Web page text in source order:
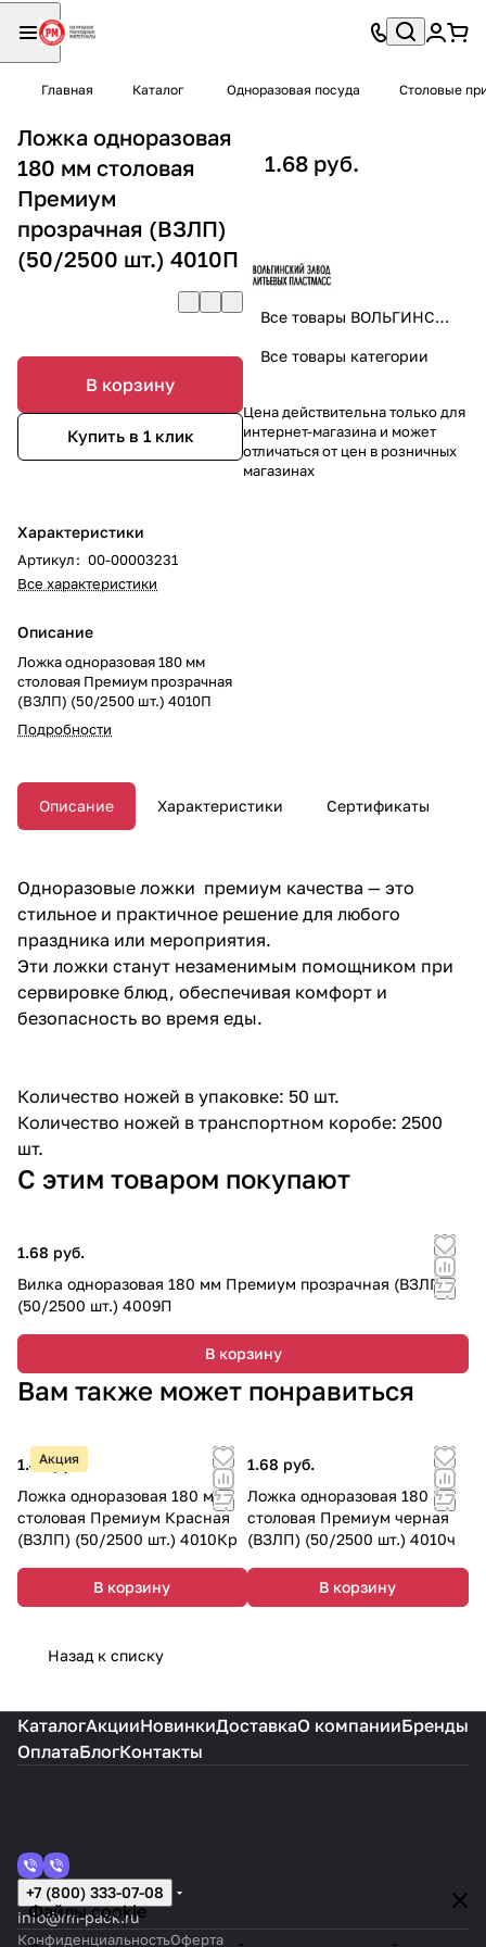
Главная Каталог Одноразовая посуда Столовые
Ложка одноразовая
180 мм столовая
Премиум
прозрачная (ВЗЛП)
(50/2500 шт.) 4010П
В корзину
Купить в 1 клик
Характеристики
Артикул: 00-00003231
Все характеристики
Описание
Ложка одноразовая 180 мм
столовая Премиум прозрачная
(ВЗЛП) (50/2500 шт.) 4010П
Подробности
1.68 руб.
Все товары ВОЛЬГИНСКИЙ ЗАВОД ЛИТЬЕВЫХ ПЛАСТМАСС / ОМСКИЙ ЗАВОД ЛИТЬЕВЫХ ПЛАСТМАСС
Все товары категории
Цена действительна только для
интернет-магазина и может
отличаться от цен в розничных
магазинах
Описание Характеристики Сертификаты
Одноразовые ложки премиум качества — это
стильное и практичное решение для любого
праздника или мероприятия.
Эти ложки станут незаменимым помощником при
сервировке блюд, обеспечивая комфорт и
безопасность во время еды.
Количество ножей в упаковке: 50 шт.
Количество ножей в транспортном коробе: 2500
шт.
С этим товаром покупают
1.68 руб.
Вилка одноразовая 180 мм Премиум прозрачная (ВЗЛП)
(50/2500 шт.) 4009П
В корзину
Вам также может понравиться
Акция
1.40 руб.
Ложка одноразовая 180 мм
столовая Премиум Красная
(ВЗЛП) (50/2500 шт.) 4010Кр
В корзину
1.68 руб.
Ложка одноразовая 180 мм
столовая Премиум черная
(ВЗЛП) (50/2500 шт.) 4010ч
В корзину
Назад к списку
Файлы cookie
КаталогАкцииНовинкиДоставкаО компанииБренды
ОплатаБлогКонтакты
+7 (800) 333-07-08
info@rm-pack.ru
КонфиденциальностьОферта